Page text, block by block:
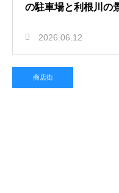
の駐車場と利根川の
2026.06.12
商店街